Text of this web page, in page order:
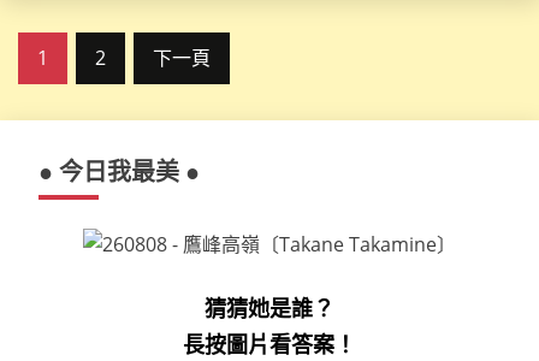
文
頁
1 2 下一頁
● 今日我最美 ●
猜猜她是誰？
長按圖片看答案！